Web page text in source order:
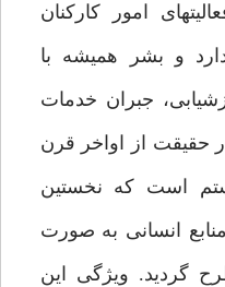
امور کارکنان
و بشر همیشه با
جبران خدمات
حقیقت از اواخر قرن
است که نخستین
انسانى به صورت
گردید. ویژگى این